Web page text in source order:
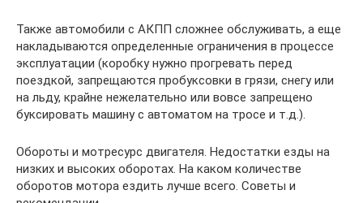
Также автомобили с АКПП сложнее обслуживать, а еще
накладываются определенные ограничения в процессе
эксплуатации (коробку нужно прогревать перед
поездкой, запрещаются пробуксовки в грязи, снегу или
на льду, крайне нежелательно или вовсе запрещено
буксировать машину с автоматом на тросе и т.д.).
Обороты и мотресурс двигателя. Недостатки езды на
низких и высоких оборотах. На каком количестве
оборотов мотора ездить лучше всего. Советы и